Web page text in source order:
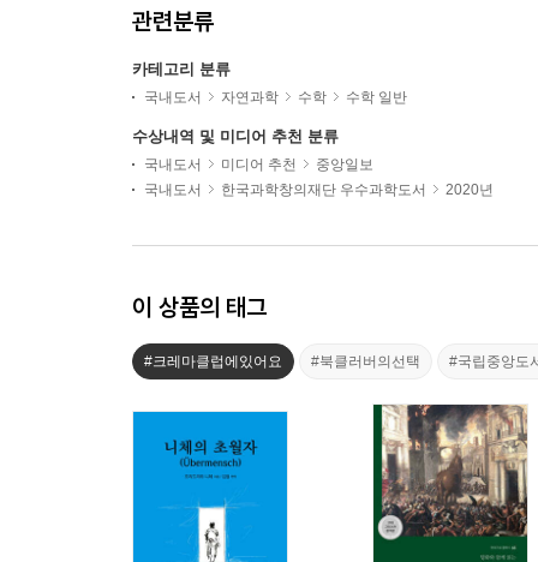
관련분류
카테고리 분류
국내도서 자연과학 수학 수학 일반
수상내역 및 미디어 추천 분류
국내도서 미디어 추천
중앙일보
국내도서
한국과학창의재단 우수과학도서 2020년
이 상품의 태그
#크레마클럽에있어요 #북클러버의선택 #국립중앙도